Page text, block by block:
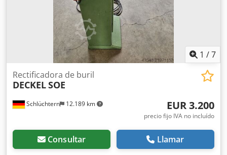
1 /7
Schlüchtern 12.189 km
Rectificadora de buril
DECKELSOE
EUR 3.200
precio fijo IVA no incluído
Consultar Llamar